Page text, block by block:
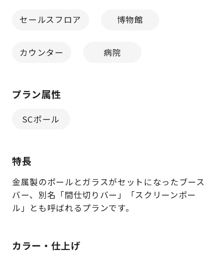
セールスフロア 博物館
カウンター 病院
プラン属性
SCポール
特長
金属製のポールとガラスがセットになったブース
バー、別名「間仕切りバー」「スクリーンポー
ル」とも呼ばれるプランです。
カラー・仕上げ